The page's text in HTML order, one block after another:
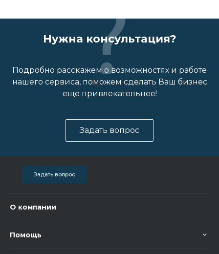
Нужна консультация?
Подробно расскажем о возможностях и работе
нашего сервиса, поможем сделать Ваш бизнес
еще привлекательнее!
Задать вопрос
Задать вопрос
О компании
Помощь